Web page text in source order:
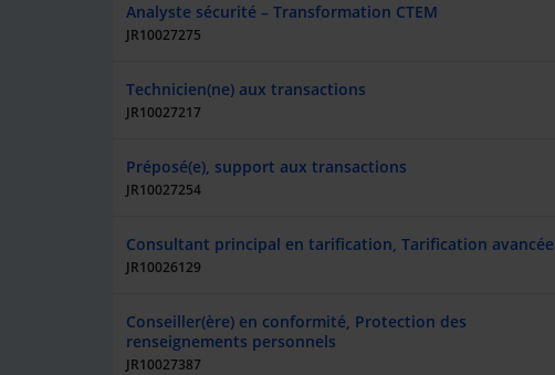
Analyste sécurité – Transformation CTEM
JR10027275
Technicien(ne) aux transactions
JR10027217
Préposé(e), support aux transactions
JR10027254
Consultant principal en tarification, Tarification avancée
JR10026129
Conseiller(ère) en conformité, Protection des
renseignements personnels
JR10027387